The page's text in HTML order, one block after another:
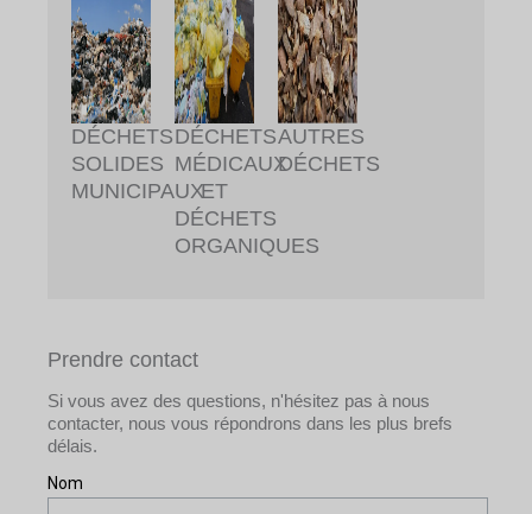
DÉCHETS
SOLIDES
MUNICIPAUX
DÉCHETS
MÉDICAUX
ET
DÉCHETS
ORGANIQUES
AUTRES
DÉCHETS
Prendre contact
Si vous avez des questions, n'hésitez pas à nous
contacter, nous vous répondrons dans les plus brefs
délais.
Nom